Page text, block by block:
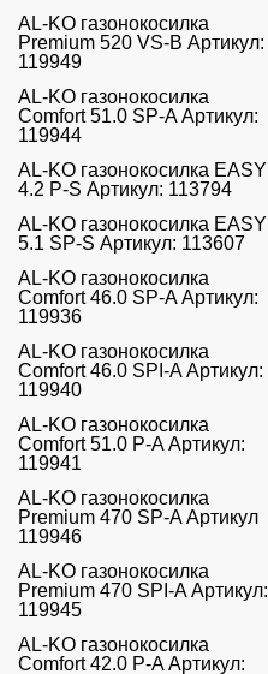
AL-KO газонокосилка
Premium 520 VS-B Артикул:
119949
AL-KO газонокосилка
Comfort 51.0 SP-A Артикул:
119944
AL-KO газонокосилка EASY
4.2 P-S Артикул: 113794
AL-KO газонокосилка EASY
5.1 SP-S Артикул: 113607
AL-KO газонокосилка
Comfort 46.0 SP-A Артикул:
119936
AL-KO газонокосилка
Comfort 46.0 SPI-A Артикул:
119940
AL-KO газонокосилка
Comfort 51.0 P-A Артикул:
119941
AL-KO газонокосилка
Premium 470 SP-A Артикул
119946
AL-KO газонокосилка
Premium 470 SPI-A Артикул:
119945
AL-KO газонокосилка
Comfort 42.0 P-A Артикул: